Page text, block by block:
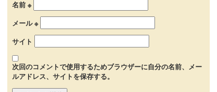
名前 ※
メール※
サイト
次回のコメントで使用するためブラウザーに自分の名前、メー
ルアドレス、サイトを保存する。